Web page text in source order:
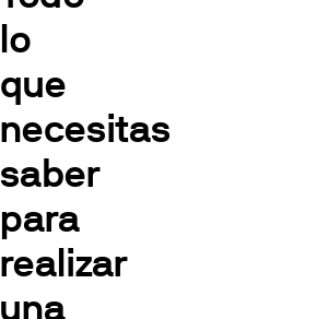
lo
que
necesitas
saber
para
realizar
una